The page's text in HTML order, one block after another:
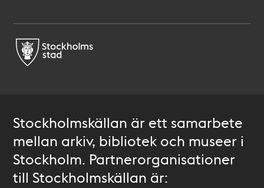
Stockholmskällan är ett samarbete
mellan arkiv, bibliotek och museer i
Stockholm. Partnerorganisationer
till Stockholmskällan är: